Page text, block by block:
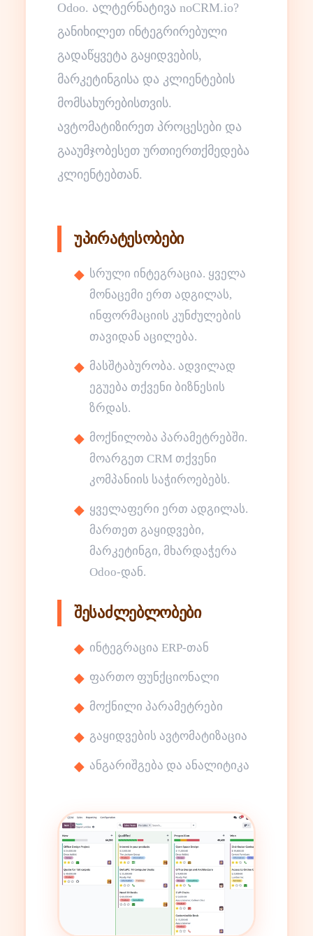
Odoo. ალტერნატივა noCRM.io?
განიხილეთ ინტეგრირებული
გადაწყვეტა გაყიდვების,
მარკეტინგისა და კლიენტების
მომსახურებისთვის.
ავტომატიზირეთ პროცესები და
გააუმჯობესეთ ურთიერთქმედება
კლიენტებთან.
უპირატესობები
სრული ინტეგრაცია. ყველა
მონაცემი ერთ ადგილას,
ინფორმაციის კუნძულების
თავიდან აცილება.
მასშტაბურობა. ადვილად
ეგუება თქვენი ბიზნესის
ზრდას.
მოქნილობა პარამეტრებში.
მოარგეთ CRM თქვენი
კომპანიის საჭიროებებს.
ყველაფერი ერთ ადგილას.
მართეთ გაყიდვები,
მარკეტინგი, მხარდაჭერა
Odoo-დან.
შესაძლებლობები
ინტეგრაცია ERP-თან
ფართო ფუნქციონალი
მოქნილი პარამეტრები
გაყიდვების ავტომატიზაცია
ანგარიშგება და ანალიტიკა